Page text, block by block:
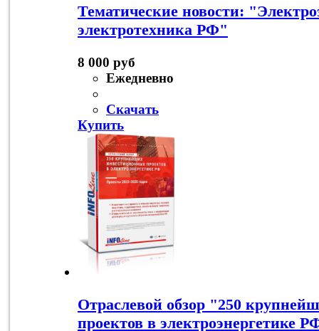
Тематические новости:
электротехника РФ"
8 000 руб
Ежедневно
Скачать
Купить
Отраслевой обзор "250
проектов в электроэнергетике